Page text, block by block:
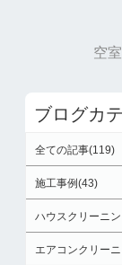
空
ブログカ
全ての記事(119)
施工事例(43)
ハウスクリーニ
エアコンクリー